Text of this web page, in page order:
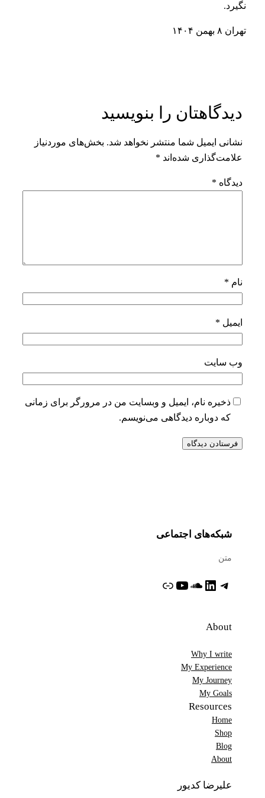
نگیرد.
تهران ۸ بهمن ۱۴۰۴
دیدگاهتان را بنویسید
نشانی ایمیل شما منتشر نخواهد شد. بخش‌های موردنیاز
علامت‌گذاری شده‌اند *
دیدگاه *
نام *
ایمیل *
وب‌ سایت
ذخیره نام، ایمیل و وبسایت من در مرورگر برای زمانی
که دوباره دیدگاهی می‌نویسم.
شبکه‌های اجتماعی
متن
تلگرام لینکداین ساوندکلاود یوتیوبپیوند
About
Why I write
My Experience
My Journey
My Goals
Resources
Home
Shop
Blog
About
علیرضا کدیور